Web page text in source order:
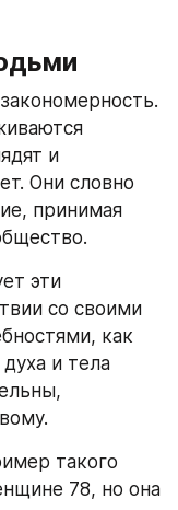
и
Они словно
принимая
эти
со своими
как
и тела
такого
78, но она